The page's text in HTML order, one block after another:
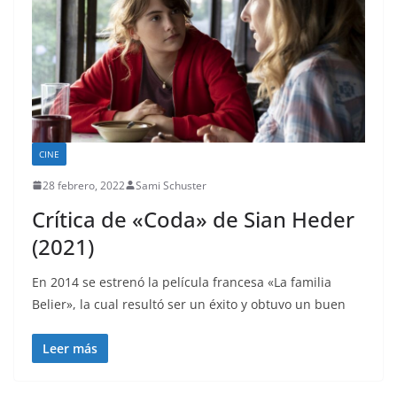
CINE
28 febrero, 2022 Sami Schuster
Crítica de «Coda» de Sian Heder
(2021)
En 2014 se estrenó la película francesa «La familia
Belier», la cual resultó ser un éxito y obtuvo un buen
Leer más